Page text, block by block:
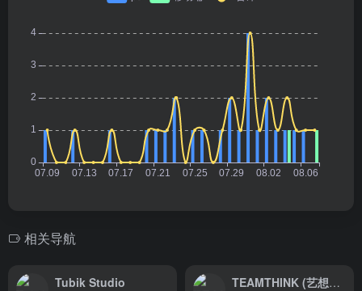
相关导航
Tubik Studio TEAMTHINK (艺想互动)